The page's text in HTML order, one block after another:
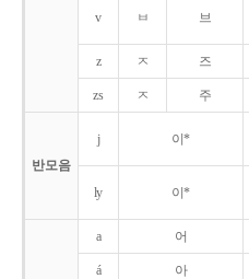
v ㅂ 브
z ㅈ 즈
zs ㅈ 주
반모음
j 이*
ly 이*
a 어
á 아